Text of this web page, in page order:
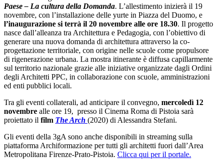
Paese – La cultura della Domanda. L’allestimento inizierà il 19
novembre, con l’installazione delle yurte in Piazza del Duomo, e
l’inaugurazione si terrà il 20 novembre alle ore 18.30. Il progetto
nasce dall’alleanza tra Architettura e Pedagogia, con l’obiettivo di
generare una nuova domanda di architettura attraverso la co-
progettazione territoriale, con origine nelle scuole come propulsore
di rigenerazione urbana. La mostra itinerante è diffusa capillarmente
sul territorio nazionale grazie alle iniziative organizzate dagli Ordini
degli Architetti PPC, in collaborazione con scuole, amministrazioni
ed enti pubblici locali.
Tra gli eventi collaterali, ad anticipare il convegno, mercoledì 12
novembre alle ore 19, presso il Cinema Roma di Pistoia sarà
proiettato il film The Arch (2020) di Alessandra Stefani.
Gli eventi della 3gA sono anche disponibili in streaming sulla
piattaforma Archiformazione per tutti gli architetti fuori dall’Area
Metropolitana Firenze-Prato-Pistoia. Clicca qui per il portale.